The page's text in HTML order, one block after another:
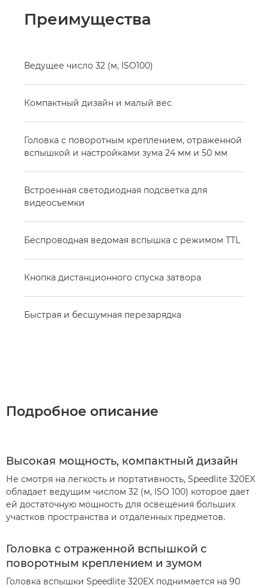
Преимущества
Ведущее число 32 (м, ISO100)
Компактный дизайн и малый вес
Головка с поворотным креплением, отраженной
вспышкой и настройками зума 24 мм и 50 мм
Встроенная светодиодная подсветка для
видеосъемки
Беспроводная ведомая вспышка с режимом TTL
Кнопка дистанционного спуска затвора
Быстрая и бесшумная перезарядка
Подробное описание
Высокая мощность, компактный дизайн
Не смотря на легкость и портативность, Speedlite 320EX
обладает ведущим числом 32 (м, ISO 100) которое дает
ей достаточную мощность для освещения больших
участков пространства и отдаленных предметов.
Головка с отраженной вспышкой с
поворотным креплением и зумом
Головка вспышки Speedlite 320EX поднимается на 90